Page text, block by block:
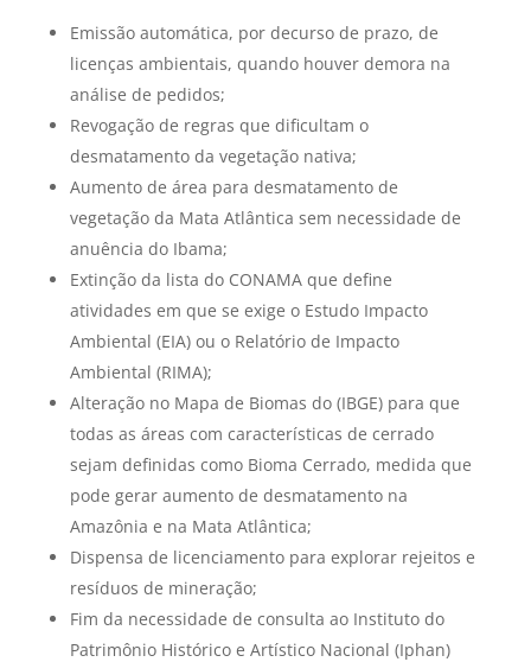
Emissão automática, por decurso de prazo, de
licenças ambientais, quando houver demora na
análise de pedidos;
Revogação de regras que dificultam o
desmatamento da vegetação nativa;
Aumento de área para desmatamento de
vegetação da Mata Atlântica sem necessidade de
anuência do Ibama;
Extinção da lista do CONAMA que define
atividades em que se exige o Estudo Impacto
Ambiental (EIA) ou o Relatório de Impacto
Ambiental (RIMA);
Alteração no Mapa de Biomas do (IBGE) para que
todas as áreas com características de cerrado
sejam definidas como Bioma Cerrado, medida que
pode gerar aumento de desmatamento na
Amazônia e na Mata Atlântica;
Dispensa de licenciamento para explorar rejeitos e
resíduos de mineração;
Fim da necessidade de consulta ao Instituto do
Patrimônio Histórico e Artístico Nacional (Iphan)